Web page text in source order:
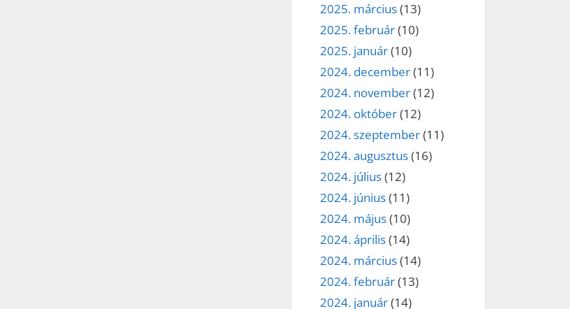
2025. március(13)
2025. február(10)
2025. január(10)
2024. december(11)
2024. november(12)
2024. október(12)
2024. szeptember(11)
2024. augusztus(16)
2024. július(12)
2024. június(11)
2024. május(10)
2024. április(14)
2024. március(14)
2024. február(13)
2024. január(14)